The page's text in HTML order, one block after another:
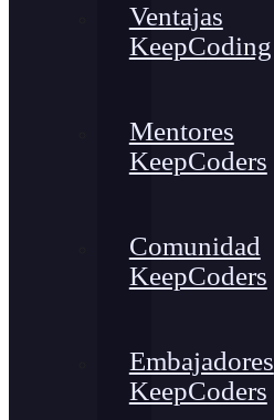
Ventajas
KeepCoding
Mentores
KeepCoders
Comunidad
KeepCoders
Embajadores
KeepCoders